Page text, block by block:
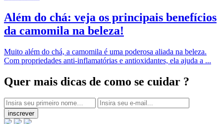
Além do chá: veja os principais benefícios
da camomila na beleza!
Muito além do chá, a camomila é uma poderosa aliada na beleza.
Com propriedades anti-inflamatórias e antioxidantes, ela ajuda a ...
Quer mais dicas de como se cuidar ?
inscrever